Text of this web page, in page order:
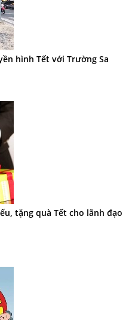
hình Tết với Trường Sa
tặng quà Tết cho lãnh đạo